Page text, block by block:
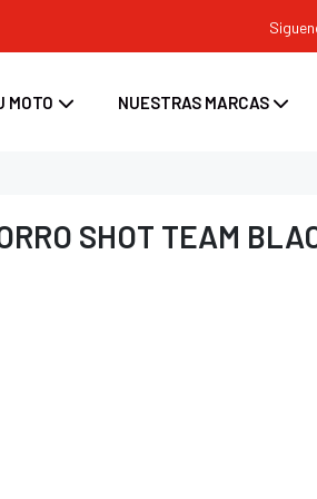
MOTO NUESTRAS MARCAS
SHOT TEAM